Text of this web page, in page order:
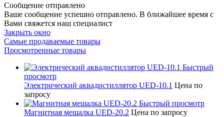
Сообщение отправлено
Ваше сообщение успешно отправлено. В ближайшее время с
Вами свяжется наш специалист
Закрыть окно
Самые продаваемые товары
Просмотренные товары
Быстрый
просмотр
Электрический аквадистиллятор UED-10.1 Цена по
запросу
Быстрый просмотр
Магнитная мешалка UED-20.2 Цена по запросу